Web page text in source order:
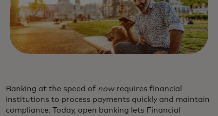
Banking at the speed of now requires financial
institutions to process payments quickly and maintain
compliance. Today, open banking lets Financial